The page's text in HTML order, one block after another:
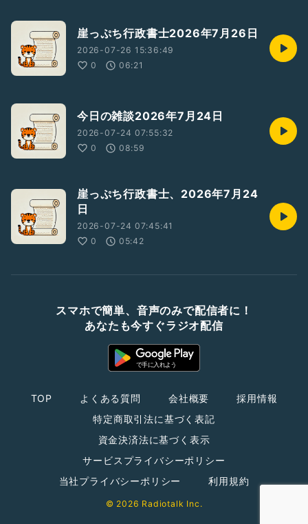
崖っぷち行政書士2026年7月26日
2026-07-26 15:36:49
0
06:21
今日の雑談2026年7月24日
2026-07-24 07:55:32
0
08:59
崖っぷち行政書士、2026年7月24
日
2026-07-24 07:45:41
0
05:42
スマホで簡単、音声のみで配信者に！
あなたも今すぐラジオ配信
TOP よくある質問 会社概要
採用情報
特定商取引法に基づく表記
資金決済法に基づく表示
サービスプライバシーポリシー
当社プライバシーポリシー
利用規約
© 2026 Radiotalk Inc.